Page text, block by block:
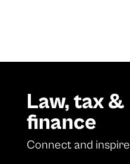
Law, tax &
finance
Connect and inspire